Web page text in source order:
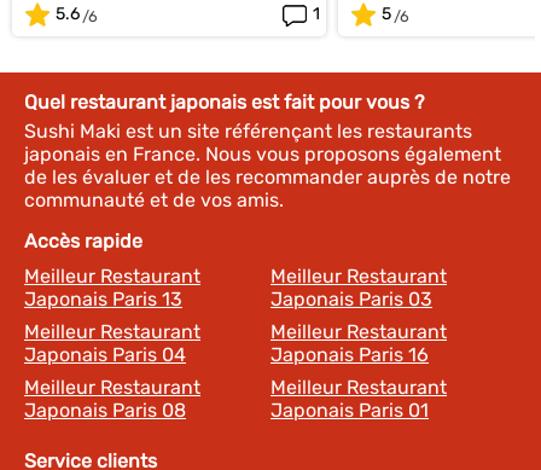
5.6
1
5
Quel restaurant japonais est fait pour vous ?
Sushi Maki est un site référençant les restaurants
japonais en France. Nous vous proposons également
de les évaluer et de les recommander auprès de notre
communauté et de vos amis.
Accès rapide
Meilleur Restaurant
Japonais Paris 13
Meilleur Restaurant
Japonais Paris 03
Meilleur Restaurant
Japonais Paris 04
Meilleur Restaurant
Japonais Paris 16
Meilleur Restaurant
Japonais Paris 08
Meilleur Restaurant
Japonais Paris 01
Service clients